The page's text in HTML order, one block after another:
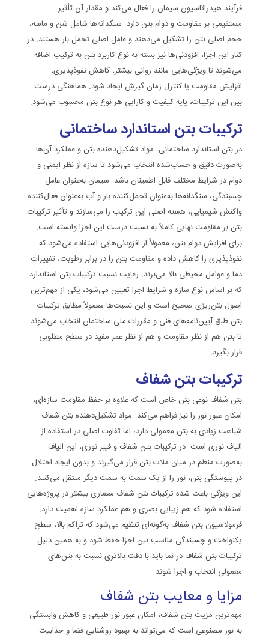
فرآیند هیدراتاسیون سیمان را فعال می‌کند و مقدار آن تأثیر
مستقیمی بر مقاومت و دوام بتن دارد. سنگدانه‌ها شامل شن و ماسه،
حجم اصلی بتن را تشکیل می‌دهند و عامل اصلی تحمل بار هستند. در
کنار این اجزا، افزودنی‌ها نیز بسته به نوع کاربرد بتن به ترکیب اضافه
می‌شوند تا ویژگی‌هایی مانند روانی بیشتر، کاهش نفوذپذیری،
افزایش مقاومت یا کنترل زمان گیرش ایجاد شود. هماهنگی درست
بین این ترکیبات، پایه کیفیت و کارایی هر نوع بتن محسوب می‌شود.
ترکیبات بتن استاندارد ساختمانی
در بتن استاندارد ساختمانی، مواد تشکیل‌دهنده بتن و عملکرد آن‌ها
به‌صورت دقیق و حساب‌شده انتخاب می‌شود تا سازه از نظر ایمنی و
دوام در شرایط مختلف قابل اطمینان باشد. سیمان به‌عنوان عامل
چسبندگی، سنگدانه‌ها به‌عنوان تحمل‌کننده بار و آب به‌عنوان فعال‌کننده
واکنش شیمیایی، هسته اصلی این ترکیب را می‌سازند و تأثیر ترکیبات
بتن بر مقاومت نهایی کاملاً به نسبت درست این اجزا وابسته است.
برای افزایش دوام بتن، معمولاً از افزودنی‌هایی استفاده می‌شود که
نفوذپذیری را کاهش داده و مقاومت بتن را در برابر رطوبت، تغییرات
دما و عوامل محیطی بالا می‌برند. رعایت نسبت ترکیبات بتن استاندارد
که بر اساس نوع سازه و شرایط اجرا تعیین می‌شود، یکی از مهم‌ترین
اصول بتن‌ریزی صحیح است و این نسبت‌ها معمولاً مطابق ترکیبات
بتن طبق آیین‌نامه‌های فنی و مقررات ملی ساختمان انتخاب می‌شوند
تا بتن هم از نظر مقاومت و هم از نظر عمر مفید در سطح مطلوبی
قرار بگیرد.
ترکیبات بتن شفاف
بتن شفاف نوعی بتن خاص است که علاوه بر حفظ مقاومت سازه‌ای،
امکان عبور نور را نیز فراهم می‌کند. مواد تشکیل‌دهنده بتن شفاف
شباهت زیادی به بتن معمولی دارد، اما تفاوت اصلی در استفاده از
الیاف نوری است. در ترکیبات بتن شفاف و فیبر نوری، این الیاف
به‌صورت منظم در میان ملات بتن قرار می‌گیرند و بدون ایجاد اختلال
در پیوستگی بتن، نور را از یک سمت به سمت دیگر منتقل می‌کنند.
این ویژگی باعث شده ترکیبات بتن شفاف معماری بیشتر در پروژه‌هایی
استفاده شود که هم زیبایی بصری و هم عملکرد سازه اهمیت دارد.
فرمولاسیون بتن شفاف به‌گونه‌ای تنظیم می‌شود که تراکم بالا، سطح
یکنواخت و چسبندگی مناسب بین اجزا حفظ شود و به همین دلیل
ترکیبات بتن شفاف در نما باید با دقت بالاتری نسبت به بتن‌های
معمولی انتخاب و اجرا شوند.
مزایا و معایب بتن شفاف
مهم‌ترین مزیت بتن شفاف، امکان عبور نور طبیعی و کاهش وابستگی
به نور مصنوعی است که می‌تواند به بهبود روشنایی فضا و جذابیت